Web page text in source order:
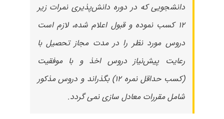
دانشجویی که در دوره دانش‌پذیری نمرات زیر
۱۲ کسب نموده و قبول اعلام شده، لازم است
دروس مورد نظر را در مدت مجاز تحصیل با
رعایت پیش‌نیاز دروس اخذ و با موفقیت
(کسب حداقل نمره ۱۲) بگذراند و دروس مذکور
شامل مقررات معادل سازی نمی گردد.